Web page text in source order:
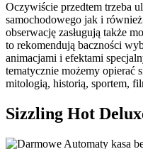
Oczywiście przedtem trzeba
samochodowego jak i
obserwację zasługują także
to rekomendują baczności
animacjami i efektami
tematycznie możemy opierać
mitologią, historią, sportem,
Sizzling Hot